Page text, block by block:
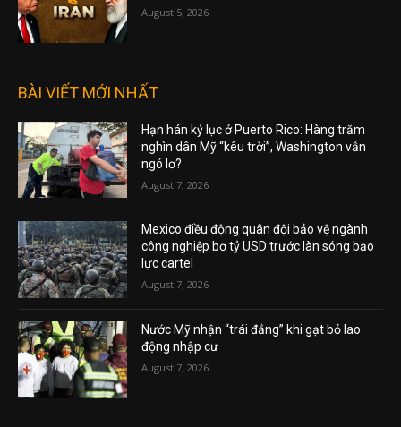
August 5, 2026
BÀI VIẾT MỚI NHẤT
Hạn hán kỷ lục ở Puerto Rico: Hàng trăm
nghìn dân Mỹ “kêu trời”, Washington vẫn
ngó lơ?
August 7, 2026
Mexico điều động quân đội bảo vệ ngành
công nghiệp bơ tỷ USD trước làn sóng bạo
lực cartel
August 7, 2026
Nước Mỹ nhận “trái đắng” khi gạt bỏ lao
động nhập cư
August 7, 2026